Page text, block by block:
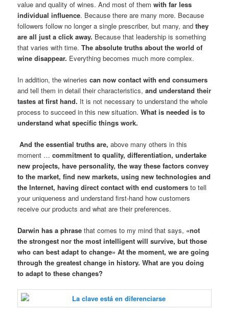
value and quality of wines. And most of them with far less
individual influence. Because there are many more. Because
followers follow no longer a single prescriber, but many, and they
are all just a click away. Because that leadership is something
that varies with time. The absolute truths about the world of
wine disappear. Everything becomes much more complex.
In addition, the wineriescan now contact with end consumers
and tell them in detail their characteristics,and understand their
tastes at first hand. It is not necessary to understand the whole
process to succeed in this new situation.What is needed is to
understand what specific things work.
And the essential truths are, above many others in this
moment …commitment to quality, differentiation, undertake
new projects, have personality, the way these factors convey
to the market, find new markets, using new technologies and
the Internet, having direct contact with end customers to tell
your uniqueness and understand first-hand how customers
receive our products and what are their preferences.
Darwin has a phrase that comes to my mind that says, «not
the strongest nor the most intelligent will survive, but those
who can best adapt to change» At the moment, we are going
through the greatest change in history. What are you doing
to adapt to these changes?